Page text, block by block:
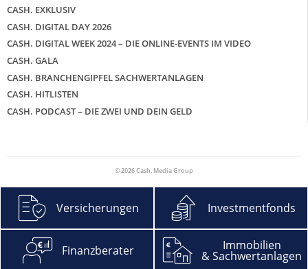
CASH. EXKLUSIV
CASH. DIGITAL DAY 2026
CASH. DIGITAL WEEK 2024 – DIE ONLINE-EVENTS IM VIDEO
CASH. GALA
CASH. BRANCHENGIPFEL SACHWERTANLAGEN
CASH. HITLISTEN
CASH. PODCAST – DIE ZWEI UND DEIN GELD
© 2026 Cash. Media Group
Versicherungen Investmentfonds
Finanzberater Immobilien
& Sachwertanlagen